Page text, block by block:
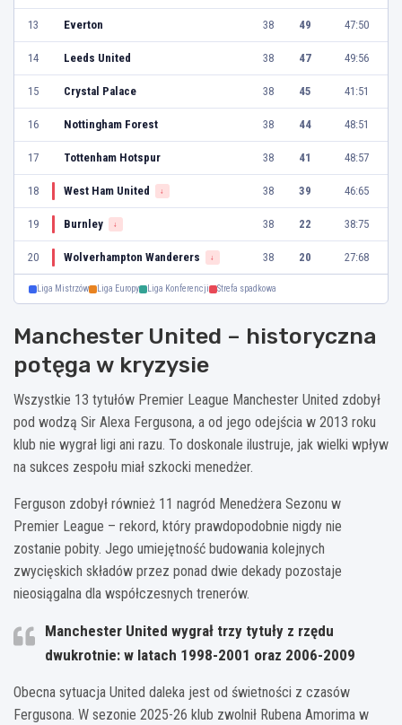
13 Everton 38 49 47:50
14 Leeds United 38 47 49:56
15 Crystal Palace 38 45 41:51
16 Nottingham Forest 38 44 48:51
17 Tottenham Hotspur 38 41 48:57
18 West Ham United ↓ 38 39 46:65
19 Burnley ↓ 38 22 38:75
20 Wolverhampton Wanderers ↓ 38 20 27:68
Liga Mistrzów Liga Europy Liga Konferencji Strefa spadkowa
Manchester United – historyczna
potęga w kryzysie
Wszystkie 13 tytułów Premier League Manchester United zdobył
pod wodzą Sir Alexa Fergusona, a od jego odejścia w 2013 roku
klub nie wygrał ligi ani razu. To doskonale ilustruje, jak wielki wpływ
na sukces zespołu miał szkocki menedżer.
Ferguson zdobył również 11 nagród Menedżera Sezonu w
Premier League – rekord, który prawdopodobnie nigdy nie
zostanie pobity. Jego umiejętność budowania kolejnych
zwycięskich składów przez ponad dwie dekady pozostaje
nieosiągalna dla współczesnych trenerów.
Manchester United wygrał trzy tytuły z rzędu
dwukrotnie: w latach 1998-2001 oraz 2006-2009
Obecna sytuacja United daleka jest od świetności z czasów
Fergusona. W sezonie 2025-26 klub zwolnił Rubena Amorima w